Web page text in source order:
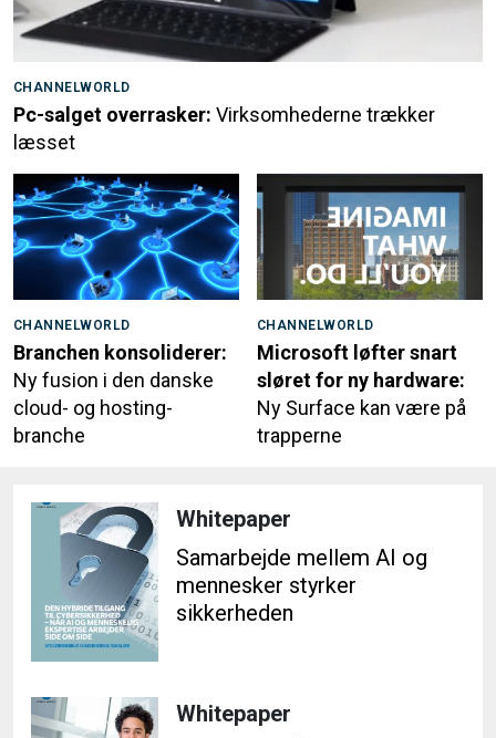
CHANNELWORLD
Pc-salget overrasker: Virksomhederne trækker
læsset
CHANNELWORLD
Branchen konsoliderer:
Ny fusion i den danske
cloud- og hosting-
branche
CHANNELWORLD
Microsoft løfter snart
sløret for ny hardware:
Ny Surface kan være på
trapperne
Whitepaper
Samarbejde mellem AI og
mennesker styrker
sikkerheden
Whitepaper